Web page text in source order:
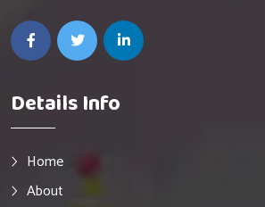
Details Info
Home
About